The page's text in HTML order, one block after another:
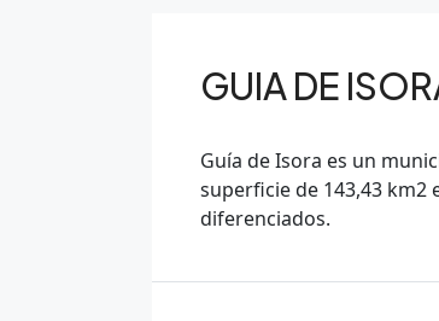
GUIA DE
Guía de Isora es un
superficie de 143,43 km2
diferenciados.